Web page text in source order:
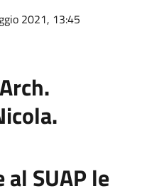
2021, 13:45
SUAP le